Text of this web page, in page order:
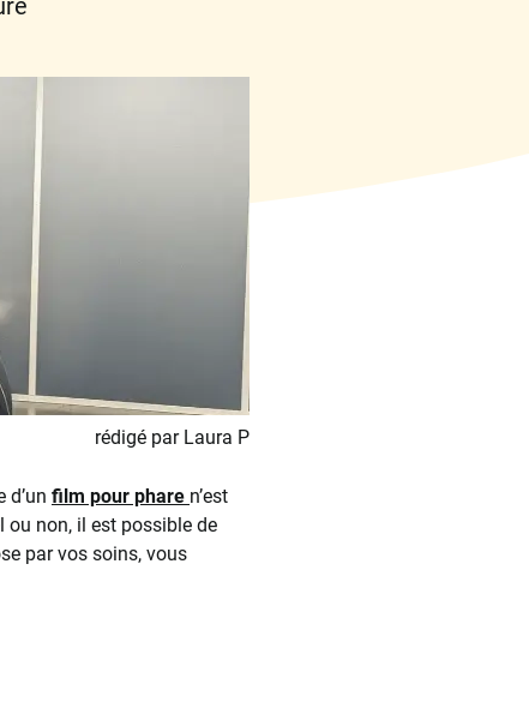
rédigé par Laura P
d’un film pour phare n’est
ou non, il est possible de
par vos soins, vous